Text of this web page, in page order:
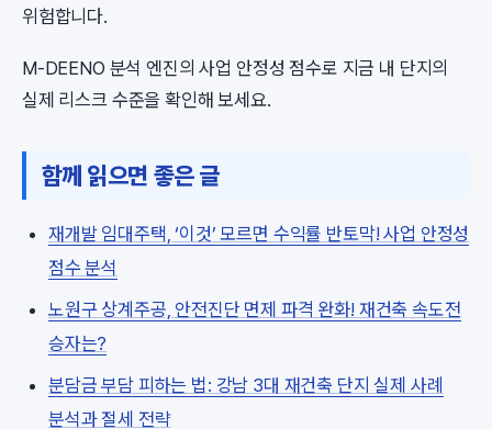
위험합니다.
M-DEENO 분석 엔진의 사업 안정성 점수로 지금 내 단지의
실제 리스크 수준을 확인해 보세요.
함께 읽으면 좋은 글
재개발 임대주택, ‘이것’ 모르면 수익률 반토막! 사업 안정성
점수 분석
노원구 상계주공, 안전진단 면제 파격 완화! 재건축 속도전
승자는?
분담금 부담 피하는 법: 강남 3대 재건축 단지 실제 사례
분석과 절세 전략